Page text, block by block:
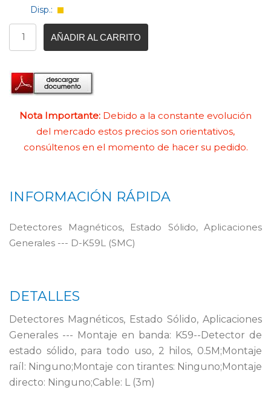
Disp.:
AÑADIR AL CARRITO
Nota Importante: Debido a la constante evolución
del mercado estos precios son orientativos,
consúltenos en el momento de hacer su pedido.
INFORMACIÓN RÁPIDA
Detectores Magnéticos, Estado Sólido, Aplicaciones
Generales --- D-K59L (SMC)
DETALLES
Detectores Magnéticos, Estado Sólido, Aplicaciones
Generales --- Montaje en banda: K59--Detector de
estado sólido, para todo uso, 2 hilos, 0.5M;Montaje
raíl: Ninguno;Montaje con tirantes: Ninguno;Montaje
directo: Ninguno;Cable: L (3m)